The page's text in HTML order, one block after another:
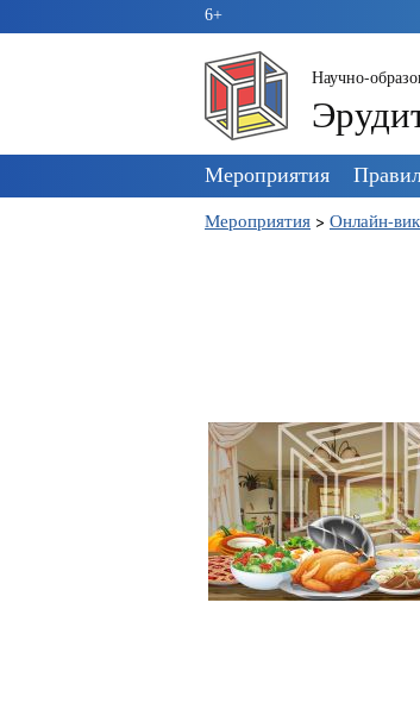
6+
Научно-
Пропустить
навигацию
Мероприятия
Мероприятия > Онлайн-